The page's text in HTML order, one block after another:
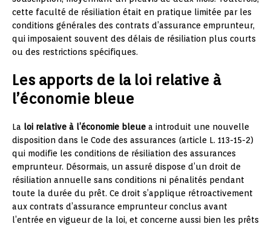
cette faculté de résiliation était en pratique limitée par les
conditions générales des contrats d’assurance emprunteur,
qui imposaient souvent des délais de résiliation plus courts
ou des restrictions spécifiques.
Les apports de la loi relative à
l’économie bleue
La loi relative à l’économie bleue a introduit une nouvelle
disposition dans le Code des assurances (article L. 113-15-2)
qui modifie les conditions de résiliation des assurances
emprunteur. Désormais, un assuré dispose d’un droit de
résiliation annuelle sans conditions ni pénalités pendant
toute la durée du prêt. Ce droit s’applique rétroactivement
aux contrats d’assurance emprunteur conclus avant
l’entrée en vigueur de la loi, et concerne aussi bien les prêts